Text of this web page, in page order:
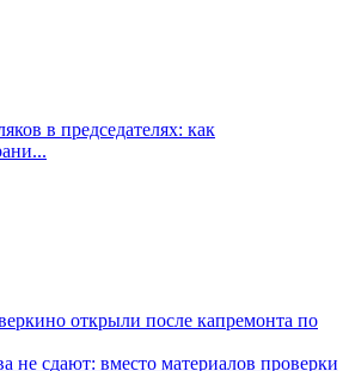
в председателях: как
открыли после капремонта по